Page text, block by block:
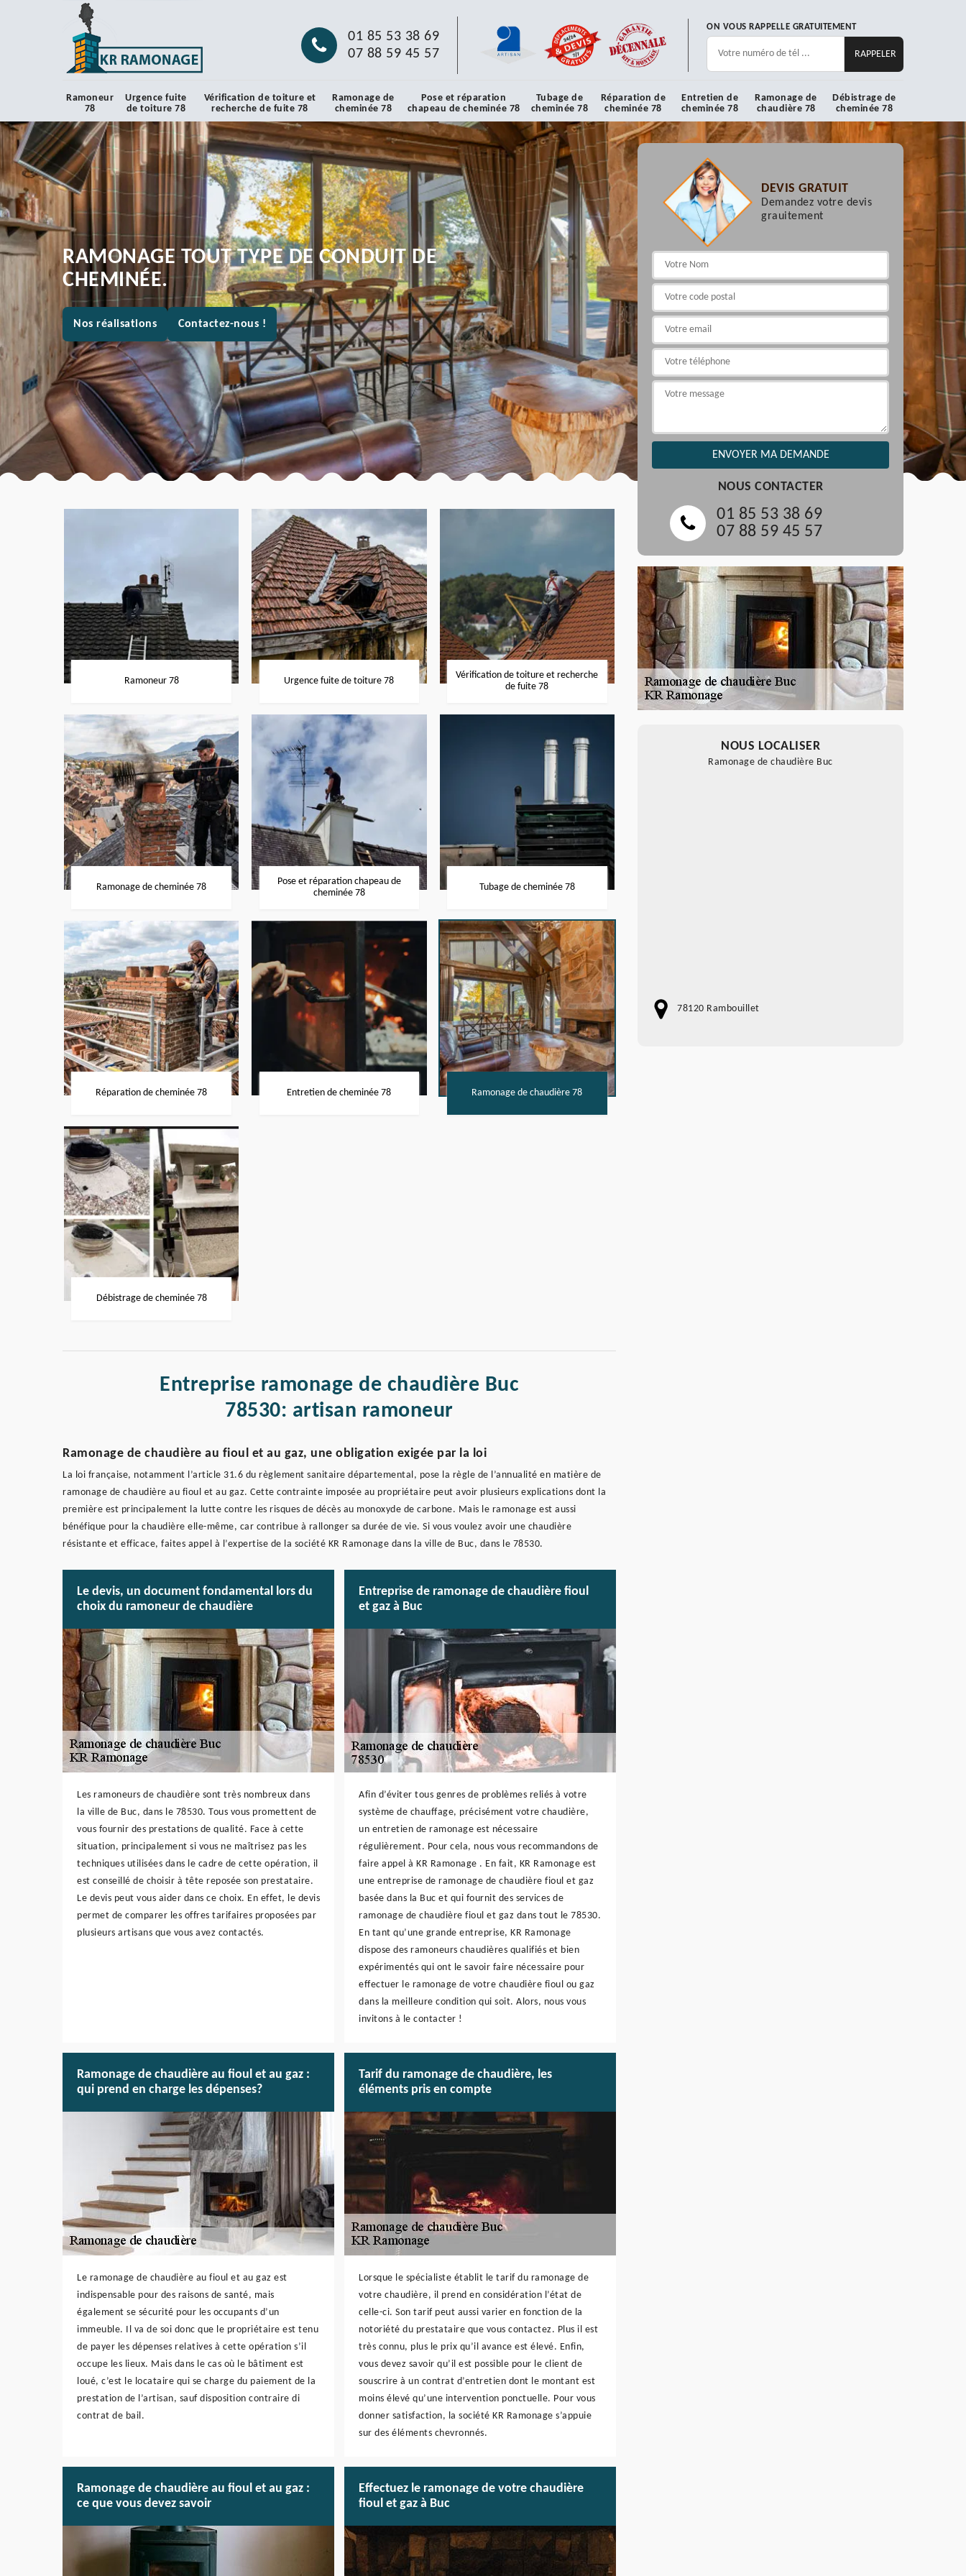
01 85 53 38 69
07 88 59 45 57
ON VOUS RAPPELLE GRATUITEMENT
Ramoneur
78
Urgence fuite
de toiture 78
Vérification de toiture et
recherche de fuite 78
Ramonage de
cheminée 78
Pose et réparation
chapeau de cheminée 78
Tubage de
cheminée 78
Réparation de
cheminée 78
Entretien de
cheminée 78
Ramonage de
chaudière 78
Débistrage de
cheminée 78
RAMONAGE TOUT TYPE DE CONDUIT DE
CHEMINÉE.
Nos réalisations Contactez-nous !
Ramoneur 78 Urgence fuite de toiture 78
Vérification de toiture et recherche
de fuite 78
Ramonage de cheminée 78
Pose et réparation chapeau de
cheminée 78
Tubage de cheminée 78
Réparation de cheminée 78 Entretien de cheminée 78 Ramonage de chaudière 78
Débistrage de cheminée 78
Entreprise ramonage de chaudière Buc
78530: artisan ramoneur
Ramonage de chaudière au fioul et au gaz, une obligation exigée par la loi
La loi française, notamment l’article 31.6 du règlement sanitaire départemental, pose la règle de l’annualité en matière de
ramonage de chaudière au fioul et au gaz. Cette contrainte imposée au propriétaire peut avoir plusieurs explications dont la
première est principalement la lutte contre les risques de décès au monoxyde de carbone. Mais le ramonage est aussi
bénéfique pour la chaudière elle-même, car contribue à rallonger sa durée de vie. Si vous voulez avoir une chaudière
résistante et efficace, faites appel à l’expertise de la société KR Ramonage dans la ville de Buc, dans le 78530.
Le devis, un document fondamental lors du
choix du ramoneur de chaudière
Les ramoneurs de chaudière sont très nombreux dans
la ville de Buc, dans le 78530. Tous vous promettent de
vous fournir des prestations de qualité. Face à cette
situation, principalement si vous ne maîtrisez pas les
techniques utilisées dans le cadre de cette opération, il
est conseillé de choisir à tête reposée son prestataire.
Le devis peut vous aider dans ce choix. En effet, le devis
permet de comparer les offres tarifaires proposées par
plusieurs artisans que vous avez contactés.
Entreprise de ramonage de chaudière fioul
et gaz à Buc
Afin d’éviter tous genres de problèmes reliés à votre
système de chauffage, précisément votre chaudière,
un entretien de ramonage est nécessaire
régulièrement. Pour cela, nous vous recommandons de
faire appel à KR Ramonage . En fait, KR Ramonage est
une entreprise de ramonage de chaudière fioul et gaz
basée dans la Buc et qui fournit des services de
ramonage de chaudière fioul et gaz dans tout le 78530.
En tant qu’une grande entreprise, KR Ramonage
dispose des ramoneurs chaudières qualifiés et bien
expérimentés qui ont le savoir faire nécessaire pour
effectuer le ramonage de votre chaudière fioul ou gaz
dans la meilleure condition qui soit. Alors, nous vous
invitons à le contacter !
Ramonage de chaudière au fioul et au gaz :
qui prend en charge les dépenses?
Le ramonage de chaudière au fioul et au gaz est
indispensable pour des raisons de santé, mais
également se sécurité pour les occupants d’un
immeuble. Il va de soi donc que le propriétaire est tenu
de payer les dépenses relatives à cette opération s’il
occupe les lieux. Mais dans le cas où le bâtiment est
loué, c’est le locataire qui se charge du paiement de la
prestation de l’artisan, sauf disposition contraire di
contrat de bail.
Tarif du ramonage de chaudière, les
éléments pris en compte
Lorsque le spécialiste établit le tarif du ramonage de
votre chaudière, il prend en considération l’état de
celle-ci. Son tarif peut aussi varier en fonction de la
notoriété du prestataire que vous contactez. Plus il est
très connu, plus le prix qu’il avance est élevé. Enfin,
vous devez savoir qu’il est possible pour le client de
souscrire à un contrat d’entretien dont le montant est
moins élevé qu’une intervention ponctuelle. Pour vous
donner satisfaction, la société KR Ramonage s’appuie
sur des éléments chevronnés.
Ramonage de chaudière au fioul et au gaz :
ce que vous devez savoir
Effectuez le ramonage de votre chaudière
fioul et gaz à Buc
DEVIS GRATUIT
Demandez votre devis
grauitement
NOUS CONTACTER
01 85 53 38 69
07 88 59 45 57
NOUS LOCALISER
Ramonage de chaudière Buc
78120 Rambouillet